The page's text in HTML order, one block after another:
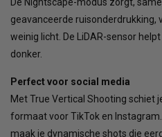
De Nightscape-modus zorgt,
geavanceerde ruisonderdrukking,
weinig licht. De LiDAR-sensor
donker.
Perfect voor social media
Met True Vertical Shooting schiet
formaat voor TikTok en
maak je dynamische shots die